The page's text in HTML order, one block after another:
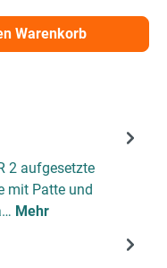
Warenkorb
2 aufgesetzte
mit Patte und
Mehr